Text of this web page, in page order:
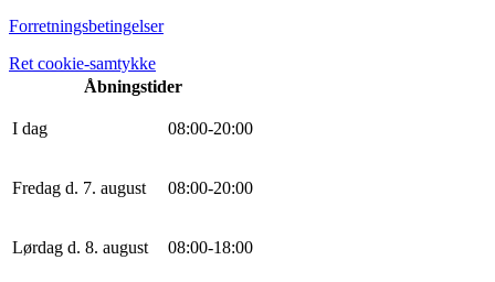
Forretningsbetingelser
Ret cookie-samtykke
Åbningstider
I dag 08:00-20:00
Fredag d. 7. august 08:00-20:00
Lørdag d. 8. august 08:00-18:00